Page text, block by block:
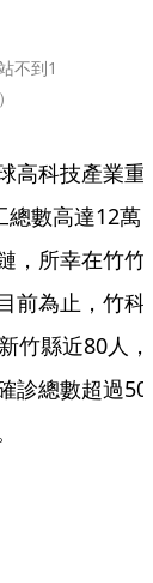
不到1
高科技產業重
總數高達12萬
，所幸在竹竹
前為止，竹科
竹縣近80人，
診總數超過